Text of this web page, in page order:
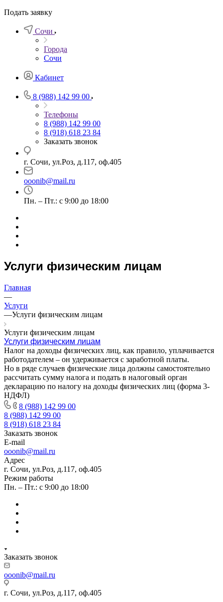
Подать заявку
Сочи
Города
Сочи
Кабинет
8 (988) 142 99 00
Телефоны
8 (988) 142 99 00
8 (918) 618 23 84
Заказать звонок
г. Сочи, ул.Роз, д.117, оф.405
ooonib@mail.ru
Пн. – Пт.: с 9:00 до 18:00
Услуги физическим лицам
Главная
—
Услуги
—Услуги физическим лицам
Услуги физическим лицам
Услуги физическим лицам
Налог на доходы физических лиц, как правило, уплачивается
работодателем – он удерживается с заработной платы.
Но в ряде случаев физические лица должны самостоятельно
рассчитать сумму налога и подать в налоговый орган
декларацию по налогу на доходы физических лиц (форма 3-
НДФЛ)
8 (988) 142 99 00
8 (988) 142 99 00
8 (918) 618 23 84
Заказать звонок
E-mail
ooonib@mail.ru
Адрес
г. Сочи, ул.Роз, д.117, оф.405
Режим работы
Пн. – Пт.: с 9:00 до 18:00
Заказать звонок
ooonib@mail.ru
г. Сочи, ул.Роз, д.117, оф.405